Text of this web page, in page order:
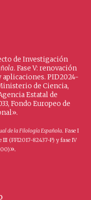
de Investigación
. Fase V: renovación
aplicaciones. PID2024-
de Ciencia,
Estatal de
Fondo Europeo de
de la Filología Española. Fase I
III (FFI2017-82437-P) y fase IV
».